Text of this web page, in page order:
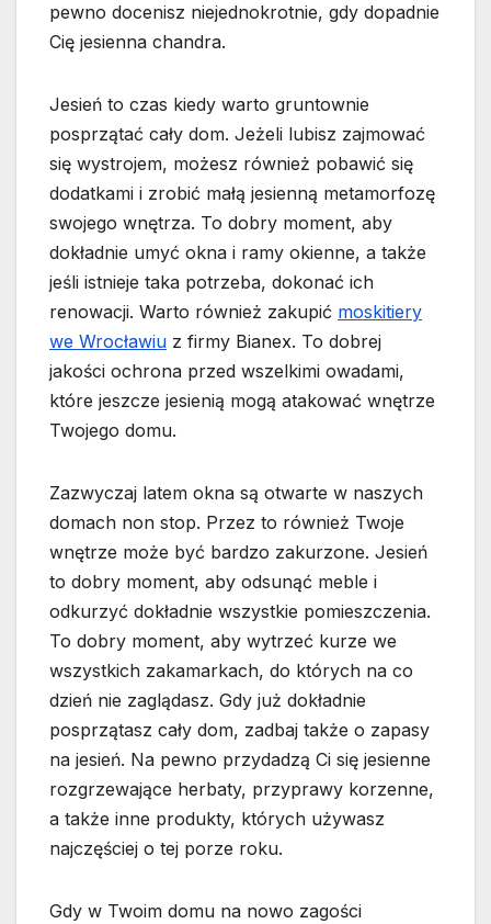
pewno docenisz niejednokrotnie, gdy dopadnie
Cię jesienna chandra.
Jesień to czas kiedy warto gruntownie
posprzątać cały dom. Jeżeli lubisz zajmować
się wystrojem, możesz również pobawić się
dodatkami i zrobić małą jesienną metamorfozę
swojego wnętrza. To dobry moment, aby
dokładnie umyć okna i ramy okienne, a także
jeśli istnieje taka potrzeba, dokonać ich
renowacji. Warto również zakupić moskitiery
we Wrocławiu z firmy Bianex. To dobrej
jakości ochrona przed wszelkimi owadami,
które jeszcze jesienią mogą atakować wnętrze
Twojego domu.
Zazwyczaj latem okna są otwarte w naszych
domach non stop. Przez to również Twoje
wnętrze może być bardzo zakurzone. Jesień
to dobry moment, aby odsunąć meble i
odkurzyć dokładnie wszystkie pomieszczenia.
To dobry moment, aby wytrzeć kurze we
wszystkich zakamarkach, do których na co
dzień nie zaglądasz. Gdy już dokładnie
posprzątasz cały dom, zadbaj także o zapasy
na jesień. Na pewno przydadzą Ci się jesienne
rozgrzewające herbaty, przyprawy korzenne,
a także inne produkty, których używasz
najczęściej o tej porze roku.
Gdy w Twoim domu na nowo zagości